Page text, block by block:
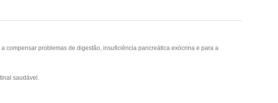
compensar problemas de digestão, insuficiência pancreática exócrina e para a
saudável.